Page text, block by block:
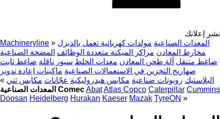
نشر إعلانك
Machineryline » المعدات الصناعية مولدات كهربائية تعمل بالديزل
مخارط المعادن مراكز الميكنة متعددة الوظائف المضخة الصناعية
ضاغط متنقل آلة طحن المعادن معدات الخلط سيور ناقلة ضاغط ثابت
صهاريج التخزين في الاستعمالات الصناعية ماكينات إعادة تدوير
البلاستيك روبوتات صناعية مكابس هيدروليكية عجّانات مكابس ثني »
المعدات الصناعية ComecAbatAtlas Copco Caterpillar Cummins
Doosan Heidelberg Hurakan Kaeser Mazak TyreON »